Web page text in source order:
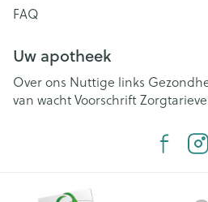
FAQ
Uw apotheek
Over ons Nuttige links
van wachtVoorschrift